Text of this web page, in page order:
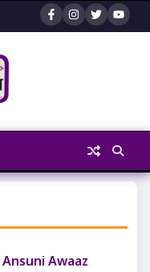
Ansuni Awaaz